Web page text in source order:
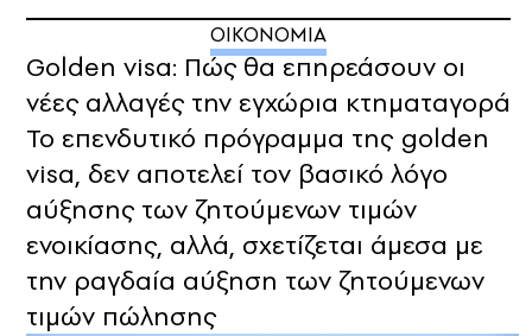
ΟΙΚΟΝΟΜΙΑ
Golden visa: Πώς θα επηρεάσουν οι
νέες αλλαγές την εγχώρια κτηματαγορά
Το επενδυτικό πρόγραμμα της golden
visa, δεν αποτελεί τον βασικό λόγο
αύξησης των ζητούμενων τιμών
ενοικίασης, αλλά, σχετίζεται άμεσα με
την ραγδαία αύξηση των ζητούμενων
τιμών πώλησης